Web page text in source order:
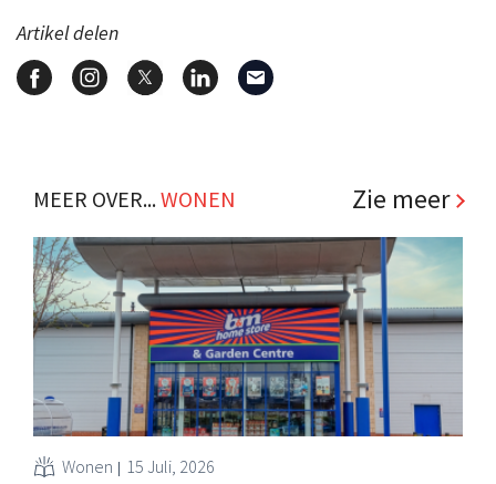
Artikel delen
MEER OVER...WONEN Zie meer
Wonen 15 Juli, 2026